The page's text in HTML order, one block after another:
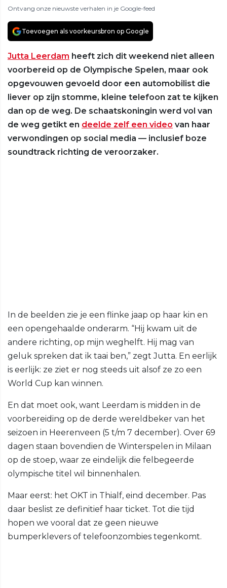
Ontvang onze nieuwste verhalen in je Google-feed
Toevoegen als voorkeursbron op Google
Jutta Leerdam heeft zich dit weekend niet alleen
voorbereid op de Olympische Spelen, maar ook
opgevouwen gevoeld door een automobilist die
liever op zijn stomme, kleine telefoon zat te kijken
dan op de weg. De schaatskoningin werd vol van
de weg getikt en deelde zelf een video van haar
verwondingen op social media — inclusief boze
soundtrack richting de veroorzaker.
In de beelden zie je een flinke jaap op haar kin en
een opengehaalde onderarm. “Hij kwam uit de
andere richting, op mijn weghelft. Hij mag van
geluk spreken dat ik taai ben,” zegt Jutta. En eerlijk
is eerlijk: ze ziet er nog steeds uit alsof ze zo een
World Cup kan winnen.
En dat moet ook, want Leerdam is midden in de
voorbereiding op de derde wereldbeker van het
seizoen in Heerenveen (5 t/m 7 december). Over 69
dagen staan bovendien de Winterspelen in Milaan
op de stoep, waar ze eindelijk die felbegeerde
olympische titel wil binnenhalen.
Maar eerst: het OKT in Thialf, eind december. Pas
daar beslist ze definitief haar ticket. Tot die tijd
hopen we vooral dat ze geen nieuwe
bumperklevers of telefoonzombies tegenkomt.